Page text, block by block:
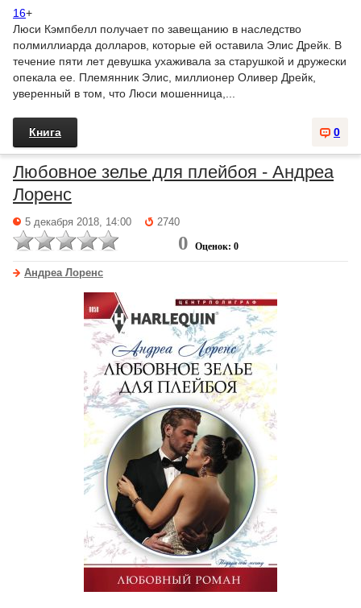
16+
Люси Кэмпбелл получает по завещанию в наследство
полмиллиарда долларов, которые ей оставила Элис Дрейк. В
течение пяти лет девушка ухаживала за старушкой и дружески
опекала ее. Племянник Элис, миллионер Оливер Дрейк,
уверенный в том, что Люси мошенница,...
0
Книга
Любовное зелье для плейбоя - Андреа
Лоренс
5 декабря 2018, 14:00 2740
0 Оценок: 0
Андреа Лоренс